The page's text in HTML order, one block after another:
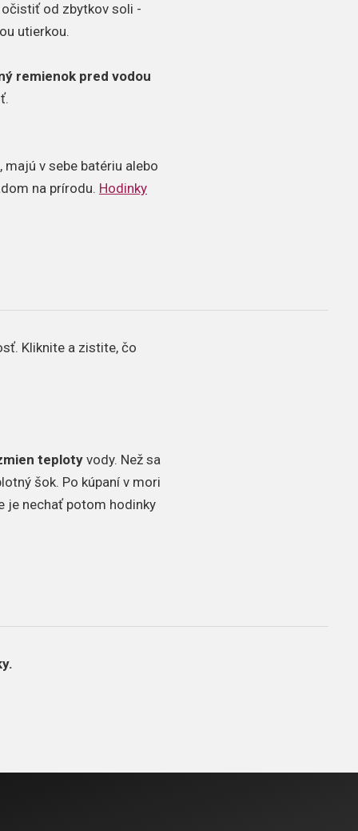
očistiť od zbytkov soli -
utierkou.
remienok pred vodou
v sebe batériu alebo
na prírodu. Hodinky
Kliknite a zistite, čo
teploty vody. Než sa
šok. Po kúpaní v mori
je nechať potom hodinky